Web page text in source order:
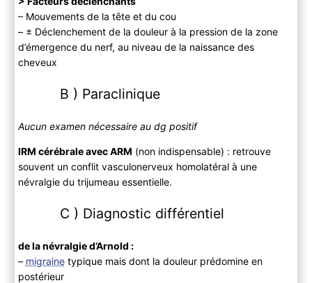
– Mouvements de la tête et du cou
– ± Déclenchement de la douleur à la pression de la zone
d’émergence du nerf, au niveau de la naissance des
cheveux
B ) Paraclinique
Aucun examen nécessaire au dg positif
IRM cérébrale avec ARM (non indispensable) : retrouve
souvent un conflit vasculonerveux homolatéral à une
névralgie du trijumeau essentielle.
C ) Diagnostic différentiel
de la névralgie d’Arnold :
– migrainetypique mais dont la douleur prédomine en
postérieur